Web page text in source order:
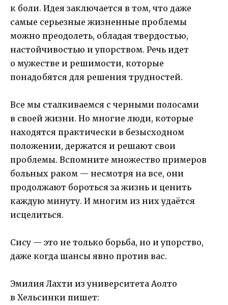
к боли. Идея заключается в том, что даже
самые серьезные жизненные проблемы
можно преодолеть, обладая твердостью,
настойчивостью и упорством. Речь идет
о мужестве и решимости, которые
понадобятся для решения трудностей.
Все мы сталкиваемся с черными полосами
в своей жизни. Но многие люди, которые
находятся практически в безысходном
положении, держатся и решают свои
проблемы. Вспомните множество примеров
больных раком — несмотря на все, они
продолжают бороться за жизнь и ценить
каждую минуту. И многим из них удаётся
исцелиться.
Сису — это не только борьба, но и упорство,
даже когда шансы явно против вас.
Эмилия Лахти из университета Аолто
в Хельсинки пишет: